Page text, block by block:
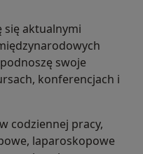
się aktualnymi
swoje
konferencjach i
codziennej pracy,
laparoskopowe